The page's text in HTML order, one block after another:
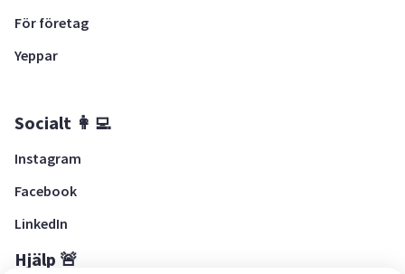
För företag
Yeppar
Socialt 👩‍💻
Instagram
Facebook
LinkedIn
Hjälp 🚨